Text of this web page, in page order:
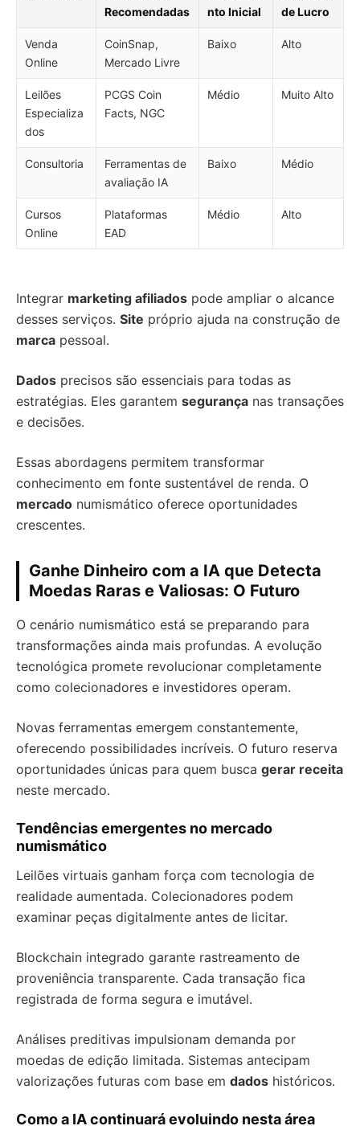
Recomendadas
nto Inicial
de Lucro
Venda
Online
CoinSnap,
Mercado Livre
Baixo Alto
Leilões
Especializa
dos
PCGS Coin
Facts, NGC
Médio Muito Alto
Consultoria
Ferramentas de
avaliação IA
Baixo Médio
Cursos
Online
Plataformas
EAD
Médio Alto
Integrar marketing afiliados pode ampliar o alcance
desses serviços. Site próprio ajuda na construção de
marca pessoal.
Dados precisos são essenciais para todas as
estratégias. Eles garantem segurança nas transações
e decisões.
Essas abordagens permitem transformar
conhecimento em fonte sustentável de renda. O
mercado numismático oferece oportunidades
crescentes.
Ganhe Dinheiro com a IA que Detecta
Moedas Raras e Valiosas: O Futuro
O cenário numismático está se preparando para
transformações ainda mais profundas. A evolução
tecnológica promete revolucionar completamente
como colecionadores e investidores operam.
Novas ferramentas emergem constantemente,
oferecendo possibilidades incríveis. O futuro reserva
oportunidades únicas para quem busca gerar receita
neste mercado.
Tendências emergentes no mercado
numismático
Leilões virtuais ganham força com tecnologia de
realidade aumentada. Colecionadores podem
examinar peças digitalmente antes de licitar.
Blockchain integrado garante rastreamento de
proveniência transparente. Cada transação fica
registrada de forma segura e imutável.
Análises preditivas impulsionam demanda por
moedas de edição limitada. Sistemas antecipam
valorizações futuras com base em dados históricos.
Como a IA continuará evoluindo nesta área